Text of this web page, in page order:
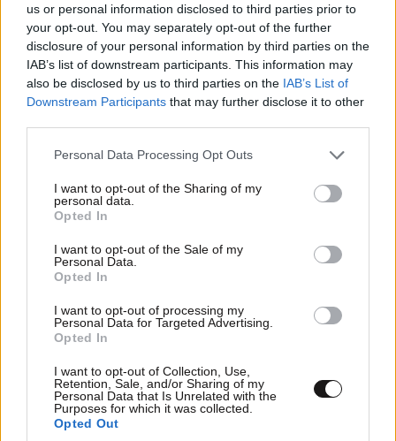
us or personal information disclosed to third parties prior to
your opt-out. You may separately opt-out of the further
disclosure of your personal information by third parties on the
IAB’s list of downstream participants. This information may
also be disclosed by us to third parties on the IAB’s List of
Downstream Participants that may further disclose it to other
Please note that this website/app uses one or more Google
not limited to your visit or usage behaviour. You may click to
grant or deny consent to Google and its third-party tags to
use your data for below specified purposes in below Google
consent section.
Personal Data Processing Opt Outs
I want to opt-out of the Sharing of my
personal data.
Opted In
I want to opt-out of the Sale of my
Personal Data.
Opted In
I want to opt-out of processing my
Personal Data for Targeted Advertising.
Opted In
I want to opt-out of Collection, Use,
Retention, Sale, and/or Sharing of my
Personal Data that Is Unrelated with the
Purposes for which it was collected.
Opted Out
Διαβάστε και ακολουθήστε τους κανόνες σχολιασμού
ΠΡΟΣΘΗΚΗ
TRENDING